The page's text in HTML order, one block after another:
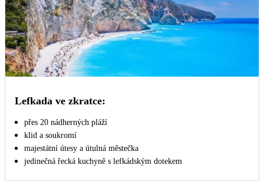
Lefkada ve zkratce:
přes 20 nádherných pláží
klid a soukromí
majestátní útesy a útulná městečka
jedinečná řecká kuchyně s lefkádským dotekem